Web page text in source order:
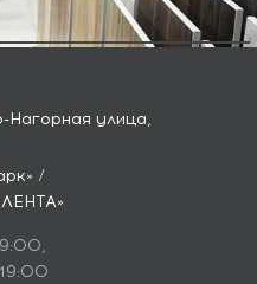
Нагорная улица,
/